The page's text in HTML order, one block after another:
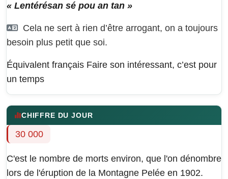
« Lentérésan sé pou an tan »
Cela ne sert à rien d’être arrogant, on a toujours
besoin plus petit que soi.
Équivalent français Faire son intéressant, c’est pour
un temps
CHIFFRE DU JOUR
30 000
C'est le nombre de morts environ, que l'on dénombre
lors de l'éruption de la Montagne Pelée en 1902.